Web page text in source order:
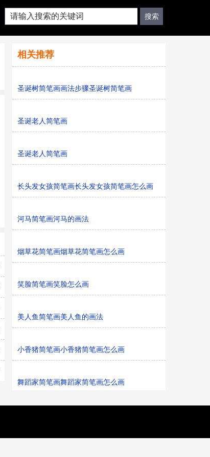
相关推荐
圣诞树简笔画画法步骤圣诞树简笔画
圣诞老人简笔画
圣诞老人简笔画
长头发女孩简笔画长头发女孩简笔画怎么画
河马简笔画河马的画法
烟草花简笔画烟草花简笔画怎么画
笑脸简笔画笑脸怎么画
美人鱼简笔画美人鱼的画法
小香猪简笔画小香猪简笔画怎么画
舞蹈家简笔画舞蹈家简笔画怎么画